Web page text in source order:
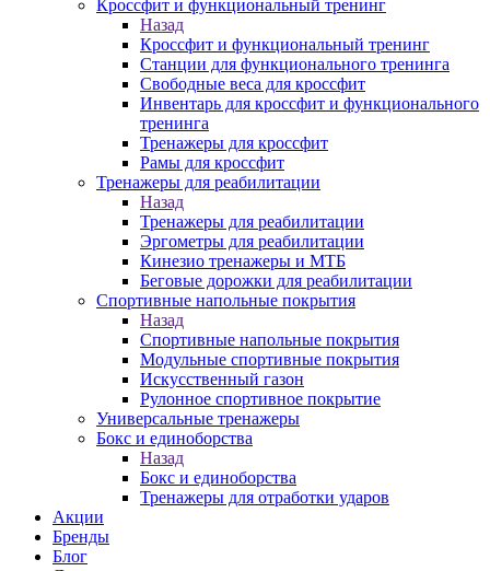
Кроссфит и функциональный тренинг
Назад
Кроссфит и функциональный тренинг
Станции для функционального тренинга
Свободные веса для кроссфит
Инвентарь для кроссфит и функционального
тренинга
Тренажеры для кроссфит
Рамы для кроссфит
Тренажеры для реабилитации
Назад
Тренажеры для реабилитации
Эргометры для реабилитации
Кинезио тренажеры и МТБ
Беговые дорожки для реабилитации
Спортивные напольные покрытия
Назад
Спортивные напольные покрытия
Модульные спортивные покрытия
Искусственный газон
Рулонное спортивное покрытие
Универсальные тренажеры
Бокс и единоборства
Назад
Бокс и единоборства
Тренажеры для отработки ударов
Акции
Бренды
Блог